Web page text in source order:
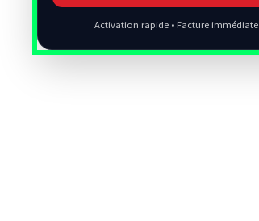
Activation rapide • Facture immédiate